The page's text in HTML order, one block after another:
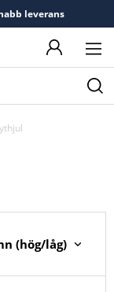
leverans
(hög/låg)